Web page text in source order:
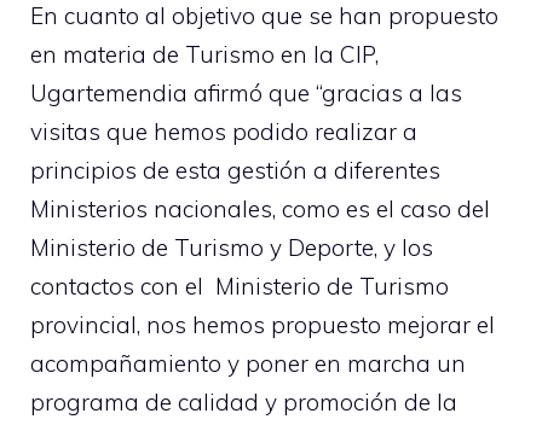
En cuanto al objetivo que se han propuesto
en materia de Turismo en la CIP,
Ugartemendia afirmó que “gracias a las
visitas que hemos podido realizar a
principios de esta gestión a diferentes
Ministerios nacionales, como es el caso del
Ministerio de Turismo y Deporte, y los
contactos con el Ministerio de Turismo
provincial, nos hemos propuesto mejorar el
acompañamiento y poner en marcha un
programa de calidad y promoción de la